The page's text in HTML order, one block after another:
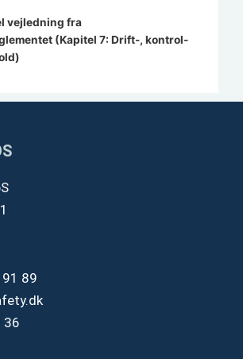
vejledning fra
(Kapitel 7: Drift-, kontrol-
89
36